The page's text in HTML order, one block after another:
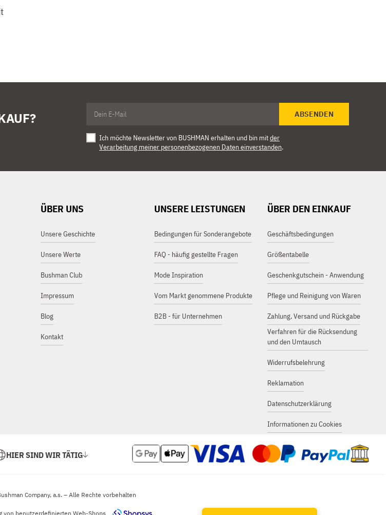
ABSENDEN
Ich möchte Newsletter von BUSHMAN erhalten und bin mitder
Verarbeitung meiner personenbezogenen Daten einverstanden.
ÜBER UNS
Unsere Geschichte
Unsere Werte
Bushman Club
Impressum
Blog
Kontakt
UNSERE LEISTUNGEN
Bedingungen für Sonderangebote
FAQ - häufig gestellte Fragen
Mode Inspiration
Vom Markt genommene Produkte
B2B - für Unternehmen
ÜBER DEN EINKAUF
Geschäftsbedingungen
Größentabelle
Geschenkgutschein - Anwendung
Pflege und Reinigung von Waren
Zahlung, Versand und Rückgabe
Verfahren für die Rücksendung
und den Umtausch
Widerrufsbelehrung
Reklamation
Datenschutzerklärung
Informationen zu Cookies
HIER SIND WIR TÄTIG
Company, a.s. – Alle Rechte vorbehalten
von benutzerdefinierten Web-Shops